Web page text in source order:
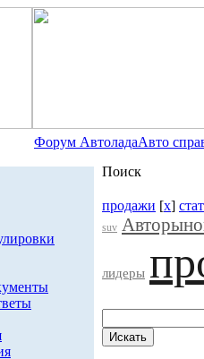
Форум АвтоладаАвто
Поиск
продажи [x]
suv
лидеры